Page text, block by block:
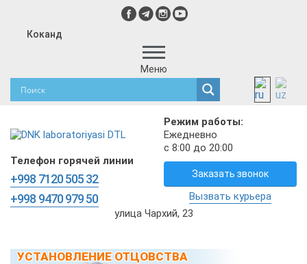
Коканд
Меню
Режим работы:
Ежедневно
с 8:00 до 20:00
Телефон горячей линии
+998 7120 505 32
+998 9470 979 50
Заказать звонок
Вызвать курьера
улица Чархий, 23
УСТАНОВЛЕНИЕ ОТЦОВСТВА